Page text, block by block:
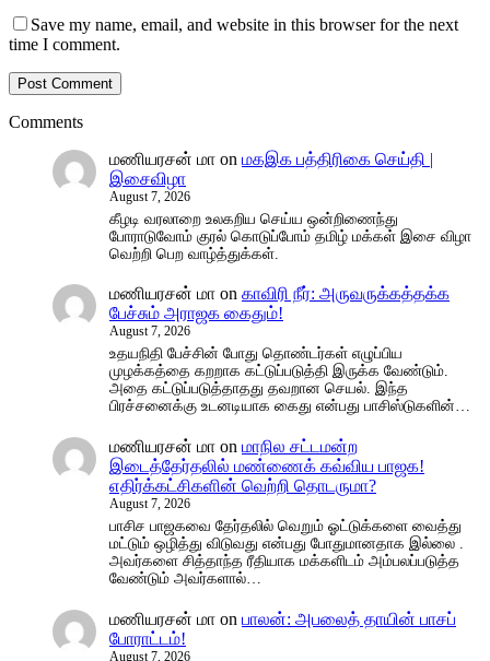
Save my name, email, and website in this browser for the next
time I comment.
Comments
மணியரசன் மா on மகஇக பத்திரிகை செய்தி |
இசைவிழா
August 7, 2026
கீழடி வரலாறை உலகறிய செய்ய ஒன்றிணைந்து
போராடுவோம் குரல் கொடுப்போம் தமிழ் மக்கள் இசை விழா
வெற்றி பெற வாழ்த்துக்கள்.
மணியரசன் மா on காவிரி நீர்: அருவருக்கத்தக்க
பேச்சும் அராஜக கைதும்!
August 7, 2026
உதயநிதி பேச்சின் போது தொண்டர்கள் எழுப்பிய
முழக்கத்தை கறறாக கட்டுப்படுத்தி இருக்க வேண்டும்.
அதை கட்டுப்படுத்தாதது தவறான செயல். இந்த
பிரச்சனைக்கு உடனடியாக கைது என்பது பாசிஸ்டுகளின்…
மணியரசன் மா on மாநில சட்டமன்ற
இடைத்தேர்தலில் மண்ணைக் கவ்விய பாஜக!
எதிர்க்கட்சிகளின் வெற்றி தொடருமா?
August 7, 2026
பாசிச பாஜகவை தேர்தலில் வெறும் ஓட்டுக்களை வைத்து
மட்டும் ஒழித்து விடுவது என்பது போதுமானதாக இல்லை .
அவர்களை சித்தாந்த ரீதியாக மக்களிடம் அம்பலப்படுத்த
வேண்டும் அவர்களால்…
மணியரசன் மா on பாலன்: அபலைத் தாயின் பாசப்
போராட்டம்!
August 7, 2026